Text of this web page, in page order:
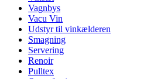
Vagnbys
Vacu Vin
Udstyr til vinkælderen
Smagning
Servering
Renoir
Pulltex